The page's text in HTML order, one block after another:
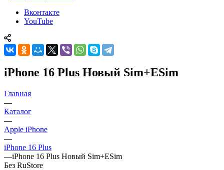
Вконтакте
YouTube
iPhone 16 Plus Новый Sim+ESim
Главная
—
Каталог
—
Apple iPhone
—
iPhone 16 Plus
—iPhone 16 Plus Новый Sim+ESim
Без RuStore